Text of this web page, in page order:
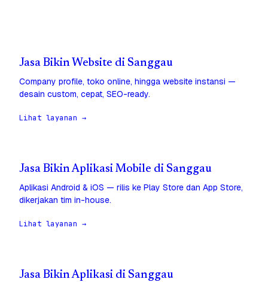
Jasa Bikin Website di Sanggau
Company profile, toko online, hingga website instansi —
desain custom, cepat, SEO-ready.
Lihat layanan →
Jasa Bikin Aplikasi Mobile di Sanggau
Aplikasi Android & iOS — rilis ke Play Store dan App Store,
dikerjakan tim in-house.
Lihat layanan →
Jasa Bikin Aplikasi di Sanggau